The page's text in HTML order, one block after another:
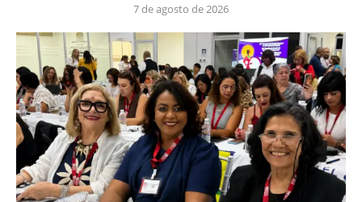
7 de agosto de 2026